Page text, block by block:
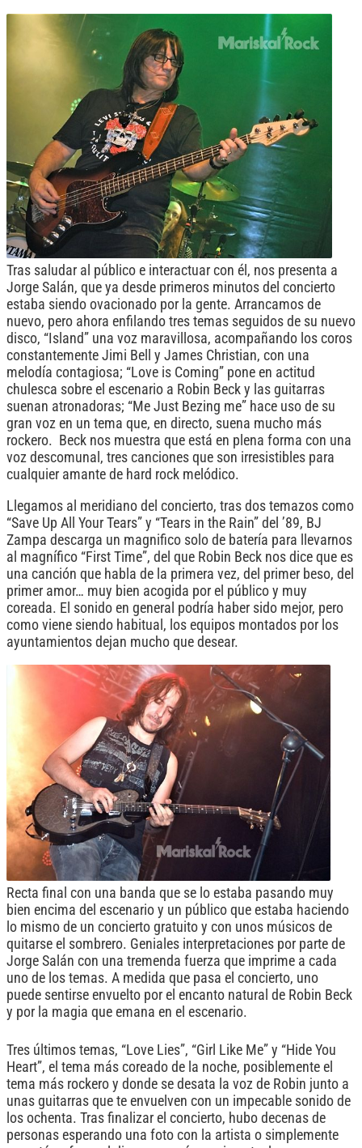
Tras saludar al público e interactuar con él, nos presenta a
Jorge Salán, que ya desde primeros minutos del concierto
estaba siendo ovacionado por la gente. Arrancamos de
nuevo, pero ahora enfilando tres temas seguidos de su nuevo
disco, “Island” una voz maravillosa, acompañando los coros
constantemente Jimi Bell y James Christian, con una
melodía contagiosa; “Love is Coming” pone en actitud
chulesca sobre el escenario a Robin Beck y las guitarras
suenan atronadoras; “Me Just Bezing me” hace uso de su
gran voz en un tema que, en directo, suena mucho más
rockero. Beck nos muestra que está en plena forma con una
voz descomunal, tres canciones que son irresistibles para
cualquier amante de hard rock melódico.
Llegamos al meridiano del concierto, tras dos temazos como
“Save Up All Your Tears” y “Tears in the Rain” del ’89, BJ
Zampa descarga un magnifico solo de batería para llevarnos
al magnífico “First Time”, del que Robin Beck nos dice que es
una canción que habla de la primera vez, del primer beso, del
primer amor… muy bien acogida por el público y muy
coreada. El sonido en general podría haber sido mejor, pero
como viene siendo habitual, los equipos montados por los
ayuntamientos dejan mucho que desear.
Recta final con una banda que se lo estaba pasando muy
bien encima del escenario y un público que estaba haciendo
lo mismo de un concierto gratuito y con unos músicos de
quitarse el sombrero. Geniales interpretaciones por parte de
Jorge Salán con una tremenda fuerza que imprime a cada
uno de los temas. A medida que pasa el concierto, uno
puede sentirse envuelto por el encanto natural de Robin Beck
y por la magia que emana en el escenario.
Tres últimos temas, “Love Lies”, “Girl Like Me” y “Hide You
Heart”, el tema más coreado de la noche, posiblemente el
tema más rockero y donde se desata la voz de Robin junto a
unas guitarras que te envuelven con un impecable sonido de
los ochenta. Tras finalizar el concierto, hubo decenas de
personas esperando una foto con la artista o simplemente